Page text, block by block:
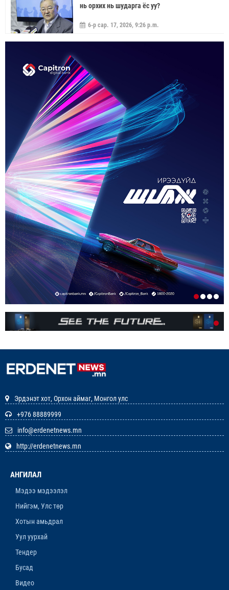
нь орхих нь шударга ёс уу?
6-р сар. 17, 2026, 9:26 p.m.
ҮЙЛДВЭРИЙН ХЭДЭН ХУВИЙГ ЭЗЭМШИХ ВЭ
ГЭДЭГ АСУУДАЛ ГАРЧ ИРНЭ
5-р сар. 21, 2026, 11:40 a.m.
ЗУУН НАСЫГ ДАВСАН “ХӨВЧИЙН ХӨХ
ГОНИО” АЛДАРТАЙ Д.ГОНЧИГДАГВА
2-р сар. 17, 2026, 10:38 a.m.
ОРОН НУТАГТ ГАЗАР ОЛГОХ ЭРХ МЭДЛИЙГ
ШИЛЖҮҮЛНЭ
1-р сар. 19, 2026, 10:54 a.m.
ТЭТГЭВРИЙН ЗЭЭЛИЙН ХҮҮГ БУУРУУЛАХ,
УРТАСГАХ ЧИГЛЭЛЭЭР АЖИЛЛАНА
1-р сар. 19, 2026, 10:52 a.m.
ИРГЭДИЙН НЭРИЙН ДАНСНЫ
ХУРИМТЛАЛЫГ НЭГ САЯД ХҮРГЭНЭ
1-р сар. 19, 2026, 10:48 a.m.
ЭНЭ ЖИЛ БҮХ НИЙТЭЭРЭЭ 15 ХОНОГ АМРАХ
НЬ
1-р сар. 7, 2026, 3:41 p.m.
ШАГНАЛ ХҮРТЛЭЭ
ЗАРЛАЛ
12-р сар. 19, 2025, 3:20 p.m.
Эрдэнэт хот, Орхон аймаг, Монгол улс
+976 88889999
info@erdenetnews.mn
http://erdenetnews.mn
АНГИЛАЛ
Мэдээ мэдээлэл
Нийгэм, Улс төр
Хотын амьдрал
Уул уурхай
Тендер
Бусад
Видео